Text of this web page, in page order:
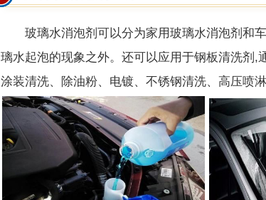
玻璃水消泡剂可以分为家用玻璃水消泡剂和车
璃水起泡的现象之外。还可以应用于钢板清洗剂
涂装清洗、除油粉、电镀、不锈钢清洗、高压喷